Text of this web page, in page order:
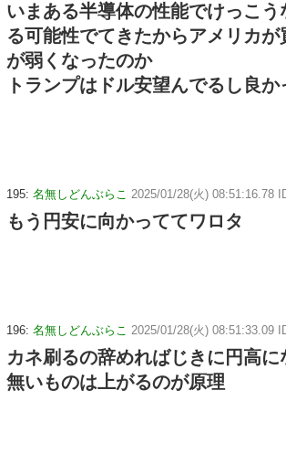
いまある半導体の性能でけっこう
る可能性でてきたからアメリカが
が弱くなったのか
トランプはドル安望んでるし良
195: 名無しどんぶらこ 2025/01/28(火) 08:51:16.78
もう円安に向かっててワロタ
196: 名無しどんぶらこ 2025/01/28(火) 08:51:33.09
カネ刷るの辞めればじきに円高に
無いものは上がるのが原理